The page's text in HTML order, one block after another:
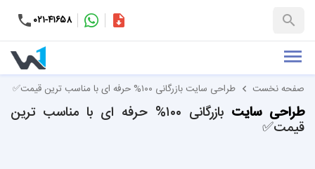
۰۲۱-۴۱۶۵۸
+۹۸-کاتالوگ
صفحه نخست طراحی سایت بازرگانی ۱۰۰% حرفه ای با مناسب ترین قیمت✅
طراحی سایت بازرگانی ۱۰۰% حرفه ای با مناسب ترین
قیمت✅